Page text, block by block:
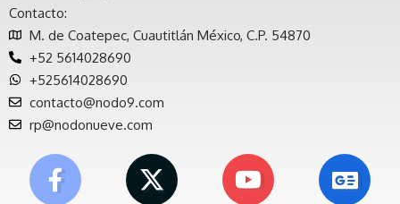
Contacto:
M. de Coatepec, Cuautitlán México, C.P. 54870
+52 5614028690
+525614028690
contacto@nodo9.com
rp@nodonueve.com